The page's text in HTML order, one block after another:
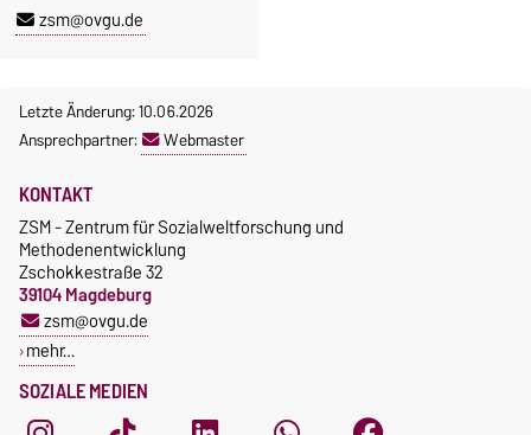
zsm@ovgu.de
Letzte Änderung: 10.06.2026
Ansprechpartner:
Webmaster
SOZIALE MEDIEN
KONTAKT
ZSM - Zentrum für Sozialweltforschung und
Methodenentwicklung
Zschokkestraße 32
39104 Magdeburg
zsm@ovgu.de
mehr…